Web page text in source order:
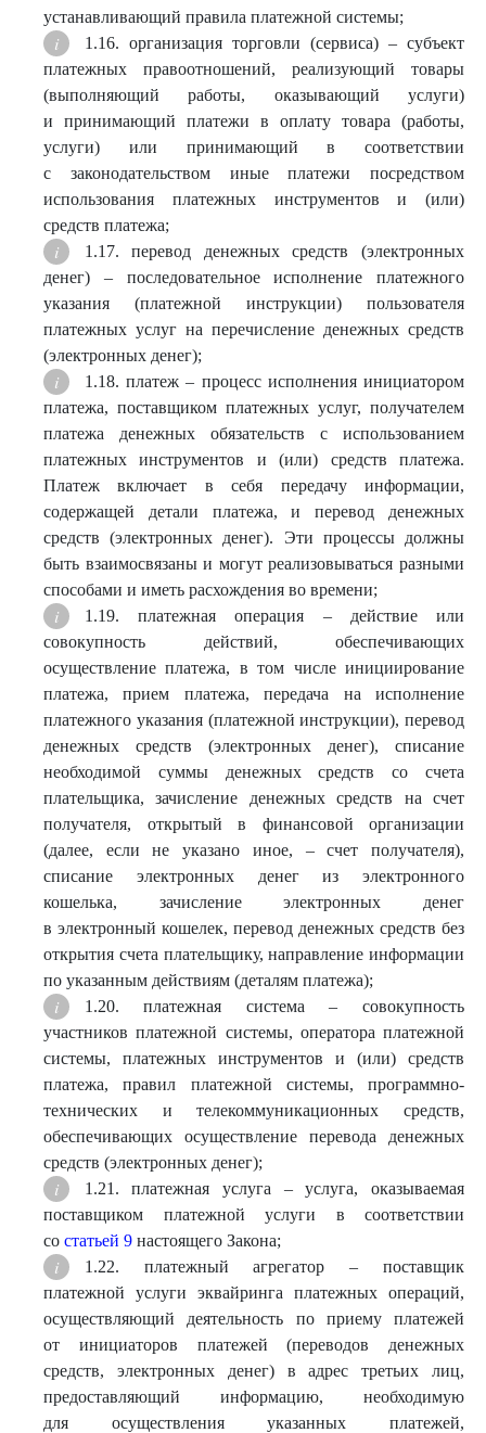
устанавливающий правила платежной системы;
1.16. организация торговли (сервиса) – субъект
платежных правоотношений, реализующий товары
(выполняющий работы, оказывающий услуги)
и принимающий платежи в оплату товара (работы,
услуги) или принимающий в соответствии
с законодательством иные платежи посредством
использования платежных инструментов и (или)
средств платежа;
1.17. перевод денежных средств (электронных
денег) – последовательное исполнение платежного
указания (платежной инструкции) пользователя
платежных услуг на перечисление денежных средств
(электронных денег);
1.18. платеж – процесс исполнения инициатором
платежа, поставщиком платежных услуг, получателем
платежа денежных обязательств с использованием
платежных инструментов и (или) средств платежа.
Платеж включает в себя передачу информации,
содержащей детали платежа, и перевод денежных
средств (электронных денег). Эти процессы должны
быть взаимосвязаны и могут реализовываться разными
способами и иметь расхождения во времени;
1.19. платежная операция – действие или
совокупность действий, обеспечивающих
осуществление платежа, в том числе инициирование
платежа, прием платежа, передача на исполнение
платежного указания (платежной инструкции), перевод
денежных средств (электронных денег), списание
необходимой суммы денежных средств со счета
плательщика, зачисление денежных средств на счет
получателя, открытый в финансовой организации
(далее, если не указано иное, – счет получателя),
списание электронных денег из электронного
кошелька, зачисление электронных денег
в электронный кошелек, перевод денежных средств без
открытия счета плательщику, направление информации
по указанным действиям (деталям платежа);
1.20. платежная система – совокупность
участников платежной системы, оператора платежной
системы, платежных инструментов и (или) средств
платежа, правил платежной системы, программно-
технических и телекоммуникационных средств,
обеспечивающих осуществление перевода денежных
средств (электронных денег);
1.21. платежная услуга – услуга, оказываемая
поставщиком платежной услуги в соответствии
со статьей 9 настоящего Закона;
1.22. платежный агрегатор – поставщик
платежной услуги эквайринга платежных операций,
осуществляющий деятельность по приему платежей
от инициаторов платежей (переводов денежных
средств, электронных денег) в адрес третьих лиц,
предоставляющий информацию, необходимую
для осуществления указанных платежей,